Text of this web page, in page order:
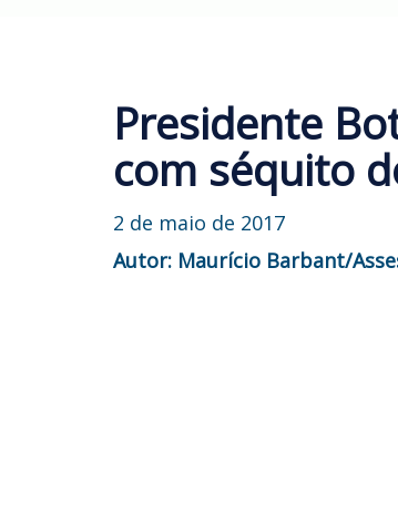
Presidente
com séquito
2 de maio de 2017
Autor: Maurício Barbant/